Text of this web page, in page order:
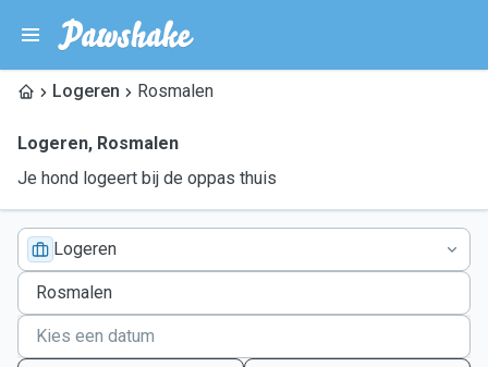
Logeren Rosmalen
Logeren, Rosmalen
Je hond logeert bij de oppas thuis
Logeren